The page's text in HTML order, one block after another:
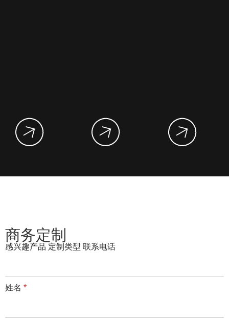
商务定制
感兴趣产品 定制类型 联系电话
姓名 *